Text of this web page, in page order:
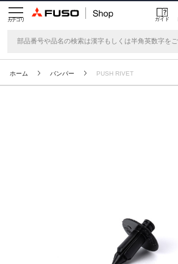
カテゴリ ガイド
ホーム バンパー PUSH RIVET